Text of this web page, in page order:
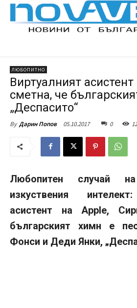
ЛЮБОПИТНО
Виртуалният
сметна, че
„Деспасито“
By Дарин Попов 05.10.2017 0
Любопитен случай
изкуствения
асистент на Apple,
българският химн е
Фонси и Деди Янки,